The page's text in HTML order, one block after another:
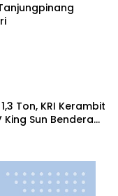
Ton, KRI Kerambit
Sun Bendera